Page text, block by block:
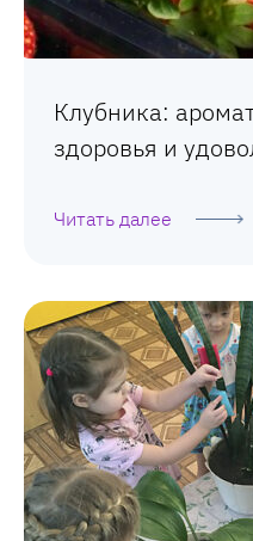
Клубника:
здоровья и
Читать далее